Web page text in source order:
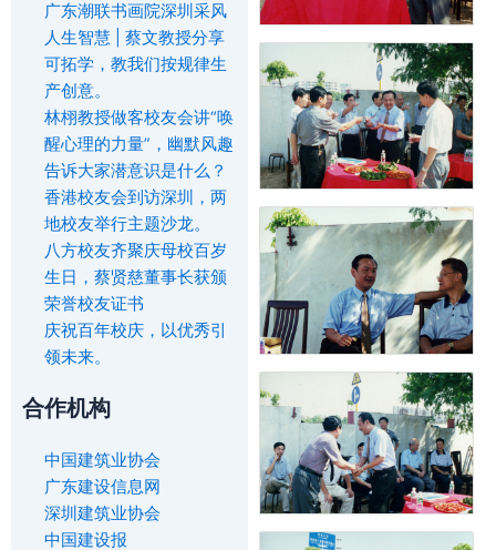
广东潮联书画院深圳采风
人生智慧 | 蔡文教授分享
可拓学，教我们按规律生
产创意。
林栩教授做客校友会讲“唤
醒心理的力量”，幽默风趣
告诉大家潜意识是什么？
香港校友会到访深圳，两
地校友举行主题沙龙。
八方校友齐聚庆母校百岁
生日，蔡贤慈董事长获颁
荣誉校友证书
庆祝百年校庆，以优秀引
领未来。
合作机构
中国建筑业协会
广东建设信息网
深圳建筑业协会
中国建设报